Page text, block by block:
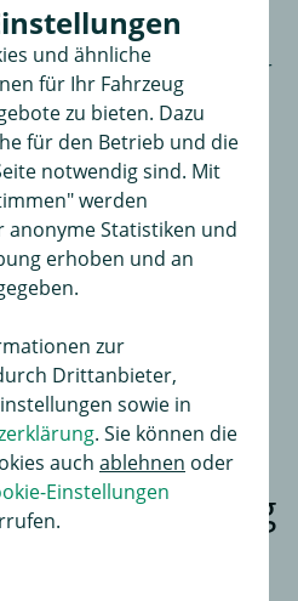
unter Vorlage des
gegenüber
und Autoteile
1, 07338 Leutenberg,
werden. Eine
ist dem Schreiben
Rechte des
Vertrag (insbesondere die
von Schadensersatz,
werden durch diese
auf die
zum
und ähnliche
für Ihr Fahrzeug
zu bieten. Dazu
für den Betrieb und die
notwendig sind. Mit
werden
anonyme Statistiken und
erhoben und an
zur
Drittanbieter,
sowie in
. Sie können die
auch ablehnen oder
Einstellungen